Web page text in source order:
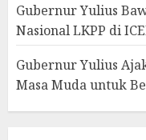
Gubernur Yulius
Nasional LKPP di
Gubernur Yulius
Masa Muda untuk